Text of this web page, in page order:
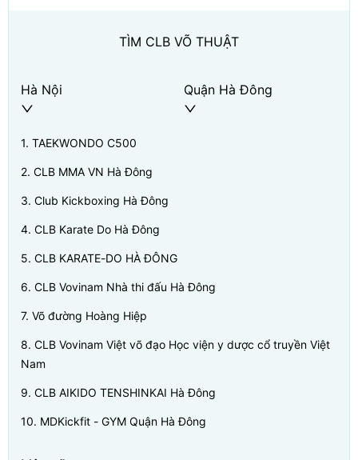
TÌM CLB VÕ THUẬT
Hà Nội Quận Hà Đông
1. TAEKWONDO C500
2. CLB MMA VN Hà Đông
3. Club Kickboxing Hà Đông
4. CLB Karate Do Hà Đông
5. CLB KARATE-DO HÀ ĐÔNG
6. CLB Vovinam Nhà thi đấu Hà Đông
7. Võ đường Hoàng Hiệp
8. CLB Vovinam Việt võ đạo Học viện y dược cổ truyền Việt
Nam
9. CLB AIKIDO TENSHINKAI Hà Đông
10. MDKickfit - GYM Quận Hà Đông